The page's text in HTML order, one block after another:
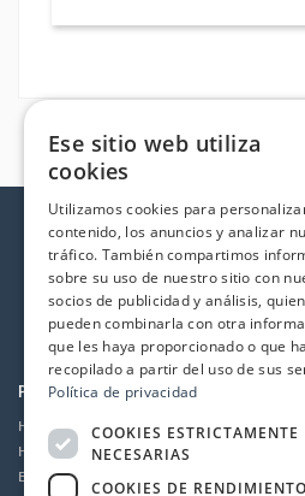
PRODUCTOS
Hidrolimpiadoras
Humidificación
Bombas de alta presión
Ese sitio web utiliza
cookies
Utilizamos cookies para
contenido, los anuncios y analizar
tráfico. También compartimos
sobre su uso de nuestro sitio con
socios de publicidad y análisis,
pueden combinarla con otra
que les haya proporcionado o que
recopilado a partir del uso de sus
Política de privacidad
COOKIES ESTRICTAMENTE
NECESARIAS
COOKIES DE RENDIMIENTO